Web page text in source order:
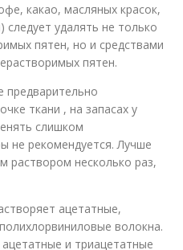
какао, масляных красок,
удалять не только
пятен, но и средствами
пятен.
предварительно
ткани , на запасах у
слишком
не рекомендуется. Лучше
раствором несколько раз,
ацетатные,
волокна.
и триацетатные